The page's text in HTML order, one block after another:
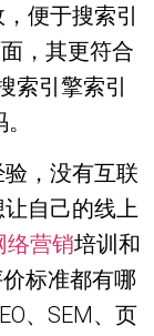
便于搜索引
，其更符合
索引擎索引
，没有互联
自己的线上
络营销培训和
标准都有哪
、SEM、页